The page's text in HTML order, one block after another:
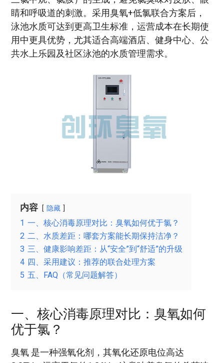
睛和呼吸道的刺激。采用臭氧+低氯联合方案后，
泳池水质可达到更高卫生标准，运营成本在长期使
用中更具优势，尤其适合高端酒店、健身中心、公
共水上乐园及社区泳池的水质管理需求。
内容 隐藏
1 一、核心消毒原理对比：臭氧如何优于氯？
2 二、水质差距：哪套方案能长期保持洁净？
3 三、健康影响差距：从“安全”到“舒适”的升级
4 四、采用建议：推荐的联合处理方案
5 五、FAQ（常见问题解答）
一、核心消毒原理对比：臭氧如何
优于氯？
臭氧 是一种强氧化剂，其氧化还原电位高达